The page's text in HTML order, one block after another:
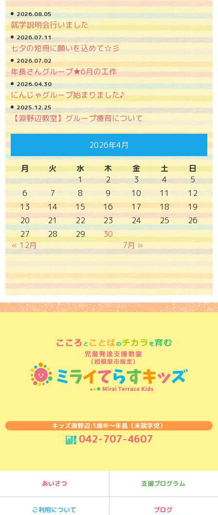
2026.08.05
就学説明会行いました
2026.07.11
七夕の短冊に願いを込めて☆彡
2026.07.02
年長さんグループ★6月の工作
2026.04.30
にんじゃグループ始まりました♪
2025.12.25
【淵野辺教室】グループ療育について
2026年4月
月 火 水 木 金 土 日
« 12月 7月 »
1 2 3 4
5
6
7 8 9 10 11
12
13
14 15 16 17 18
19
20
21 22 23 24 25
26
27
28 29 30
キッズ淵野辺:1歳半〜年長（未就学児）
042-707-4607
あいさつ 支援プログラム
ご利用について ブログ